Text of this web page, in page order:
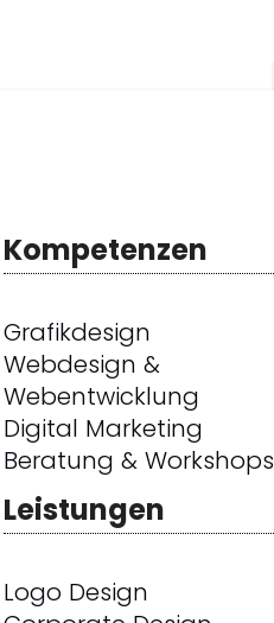
Kompetenzen
Grafikdesign
Webdesign &
Webentwicklung
Digital Marketing
Beratung & Workshops
Leistungen
Logo Design